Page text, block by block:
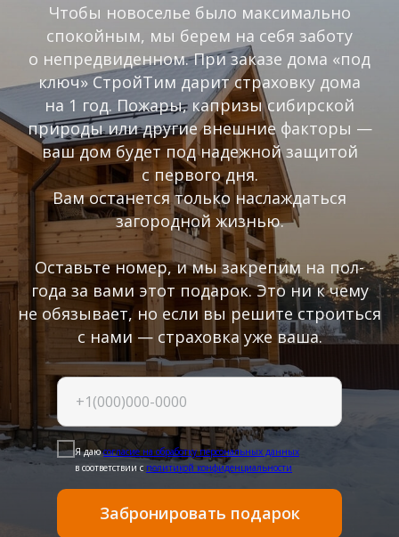
Чтобы новоселье было максимально
спокойным, мы берем на себя заботу
о непредвиденном. При заказе дома «под
ключ» СтройТим дарит страховку дома
на 1 год. Пожары, капризы сибирской
природы или другие внешние факторы —
ваш дом будет под надежной защитой
с первого дня.
Вам останется только наслаждаться
загородной жизнью.
Оставьте номер, и мы закрепим на пол-
года за вами этот подарок. Это ни к чему
не обязывает, но если вы решите строиться
с нами — страховка уже ваша.
Я даюсогласие на обработку персональных данных
в соответствии с политикой конфиденциальности
Забронировать подарок